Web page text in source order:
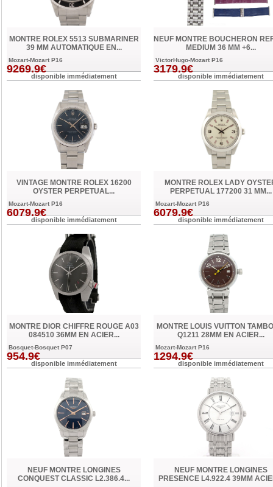
MONTRE ROLEX 5513 SUBMARINER
39 MM AUTOMATIQUE EN...
Mozart-Mozart P16
9269.9€
disponible immédiatement
NEUF MONTRE BOUCHERON
MEDIUM 36 MM +6...
VictorHugo-Mozart P16
3179.9€
disponible immédiatement
VINTAGE MONTRE ROLEX 16200
OYSTER PERPETUAL...
Mozart-Mozart P16
6079.9€
disponible immédiatement
MONTRE ROLEX LADY
PERPETUAL 177200 31 MM...
Mozart-Mozart P16
6079.9€
disponible immédiatement
MONTRE DIOR CHIFFRE ROUGE A03
084510 36MM EN ACIER...
Bosquet-Bosquet P07
954.9€
disponible immédiatement
MONTRE LOUIS VUITTON
Q1211 28MM EN ACIER...
Mozart-Mozart P16
1294.9€
disponible immédiatement
NEUF MONTRE LONGINES
CONQUEST CLASSIC L2.386.4...
NEUF MONTRE LONGINES
PRESENCE L4.922.4 39MM